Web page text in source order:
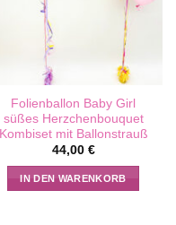
Folienballon Baby Girl
süßes Herzchenbouquet
Kombiset mit Ballonstrauß
44,00 €
IN DEN WARENKORB